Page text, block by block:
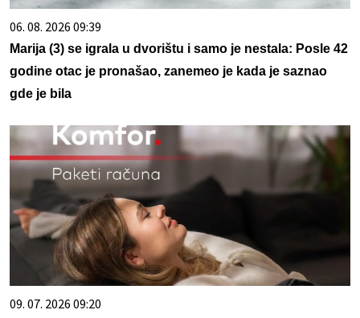
06. 08. 2026 09:39
Marija (3) se igrala u dvorištu i samo je nestala: Posle 42
godine otac je pronašao, zanemeo je kada je saznao
gde je bila
09. 07. 2026 09:20